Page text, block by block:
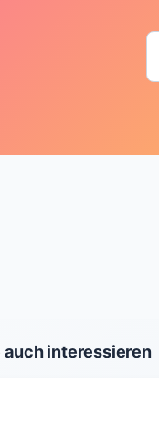
auch interessieren